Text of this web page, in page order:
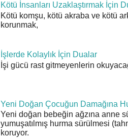
Kötü İnsanları Uzaklaştırmak İçin
Kötü komşu, kötü akraba ve kötü
korunmak,
İşlerde Kolaylık İçin Dualar
İşi gücü rast gitmeyenlerin
Yeni Doğan Çocuğun Damağına
Yeni doğan bebeğin ağzına anne
yumuşatılmış hurma sürülmesi
koruyor.